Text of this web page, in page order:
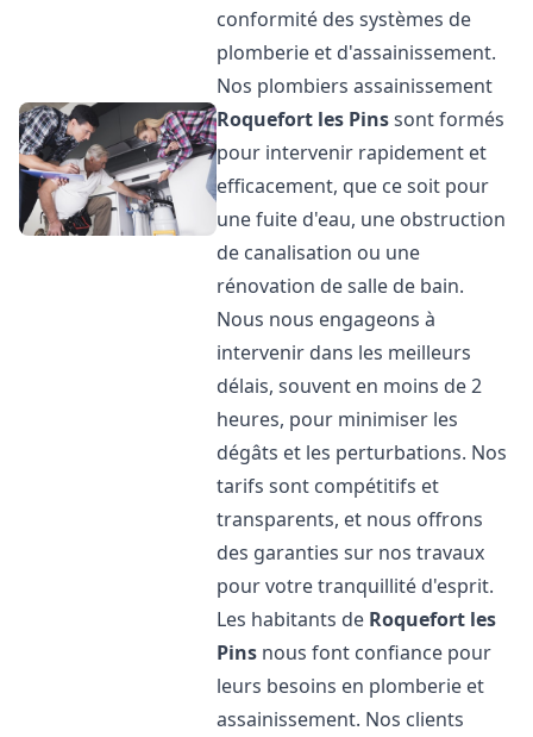
conformité des systèmes de
plomberie et d'assainissement.
Nos plombiers assainissement
Roquefort les Pinssont formés
pour intervenir rapidement et
efficacement, que ce soit pour
une fuite d'eau, une obstruction
de canalisation ou une
rénovation de salle de bain.
Nous nous engageons à
intervenir dans les meilleurs
délais, souvent en moins de 2
heures, pour minimiser les
dégâts et les perturbations. Nos
tarifs sont compétitifs et
transparents, et nous offrons
des garanties sur nos travaux
pour votre tranquillité d'esprit.
Les habitants de Roquefort les
Pins nous font confiance pour
leurs besoins en plomberie et
assainissement. Nos clients